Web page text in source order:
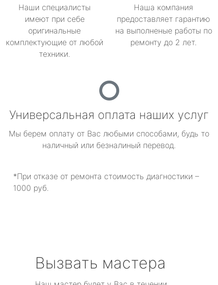
Наши специалисты
имеют при себе
оригинальные
комплектующие от любой
техники.
Наша компания
предоставляет гарантию
на выполненые работы по
ремонту до 2 лет.
Универсальная оплата наших услуг
Мы берем оплату от Вас любыми способами, будь то
наличный или безналиный перевод.
*При отказе от ремонта стоимость диагностики –
1000 руб.
Вызвать мастера